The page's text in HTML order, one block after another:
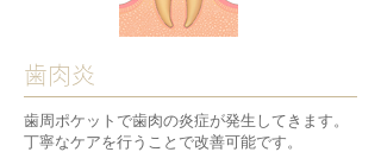
歯肉炎
歯周ポケットで歯肉の炎症が発生してきます。
丁寧なケアを行うことで改善可能です。​​​